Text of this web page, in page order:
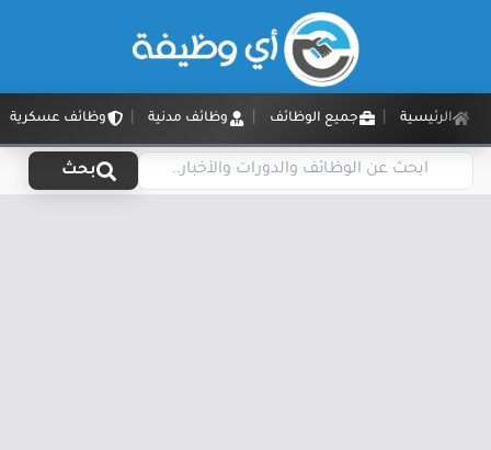
الرئيسية جميع الوظائف وظائف مدنية وظائف عسكرية
بحث